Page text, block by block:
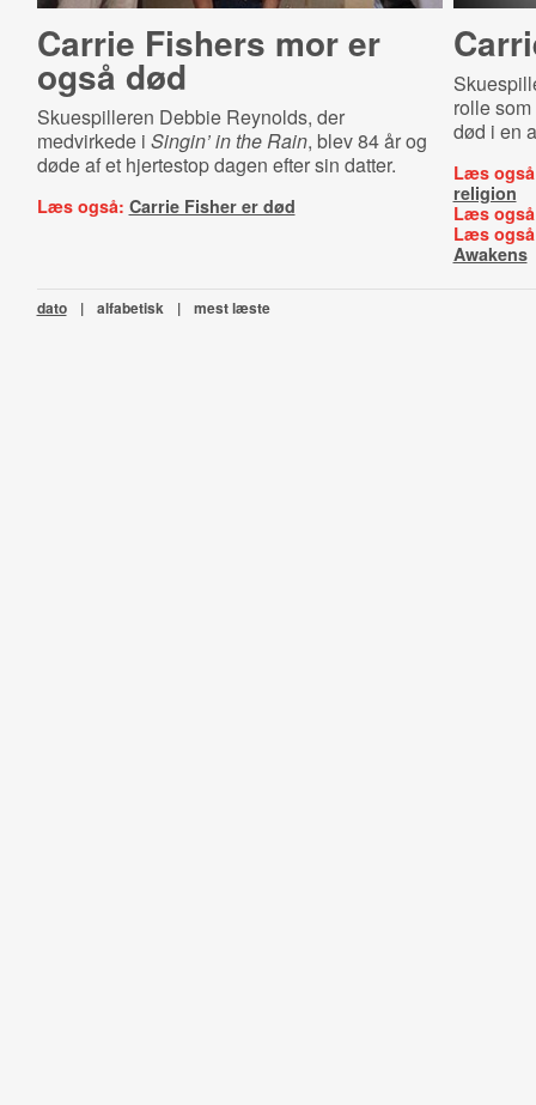
Carrie Fishers mor er
også død
Skuespilleren Debbie Reynolds, der
medvirkede i Singin’ in the Rain, blev 84 år og
døde af et hjertestop dagen efter sin datter.
Læs også: Carrie Fisher er død
rolle
død i en
Læs
religion
Læs
Læs
Awakens
dato | alfabetisk | mest læste